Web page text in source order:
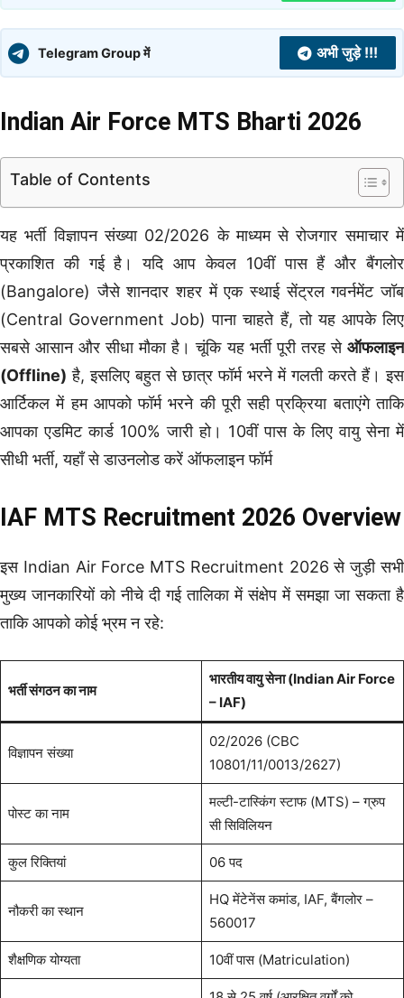
Telegram Group में अभी जुड़े !!!
Indian Air Force MTS Bharti 2026
Table of Contents
यह भर्ती विज्ञापन संख्या 02/2026 के माध्यम से रोजगार समाचार में
प्रकाशित की गई है। यदि आप केवल 10वीं पास हैं और बैंगलोर
(Bangalore) जैसे शानदार शहर में एक स्थाई सेंट्रल गवर्नमेंट जॉब
(Central Government Job) पाना चाहते हैं, तो यह आपके लिए
सबसे आसान और सीधा मौका है। चूंकि यह भर्ती पूरी तरह से ऑफलाइन
(Offline) है, इसलिए बहुत से छात्र फॉर्म भरने में गलती करते हैं। इस
आर्टिकल में हम आपको फॉर्म भरने की पूरी सही प्रक्रिया बताएंगे ताकि
आपका एडमिट कार्ड 100% जारी हो। 10वीं पास के लिए वायु सेना में
सीधी भर्ती, यहाँ से डाउनलोड करें ऑफलाइन फॉर्म
IAF MTS Recruitment 2026 Overview
इस Indian Air Force MTS Recruitment 2026 से जुड़ी सभी
मुख्य जानकारियों को नीचे दी गई तालिका में संक्षेप में समझा जा सकता है
ताकि आपको कोई भ्रम न रहे:
भर्ती संगठन का नाम
भारतीय वायु सेना (Indian Air Force
– IAF)
विज्ञापन संख्या
02/2026 (CBC
10801/11/0013/2627)
पोस्ट का नाम
मल्टी-टास्किंग स्टाफ (MTS) – ग्रुप
सी सिविलियन
कुल रिक्तियां 06 पद
नौकरी का स्थान
HQ मेंटेनेंस कमांड, IAF, बैंगलोर –
560017
शैक्षणिक योग्यता 10वीं पास (Matriculation)